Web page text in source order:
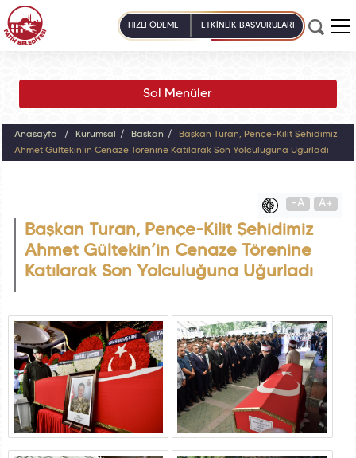
HIZLI ÖDEME ETKİNLİK BAŞVURULARI
Sol Menüler
Anasayfa Kurumsal Başkan
Başkan Turan, Pençe-Kilit Şehidimiz
Ahmet Gültekin’in Cenaze Törenine Katılarak Son Yolculuğuna Uğurladı
-A A+
Başkan Turan, Pençe-Kilit Şehidimiz
Ahmet Gültekin’in Cenaze Törenine
Katılarak Son Yolculuğuna Uğurladı